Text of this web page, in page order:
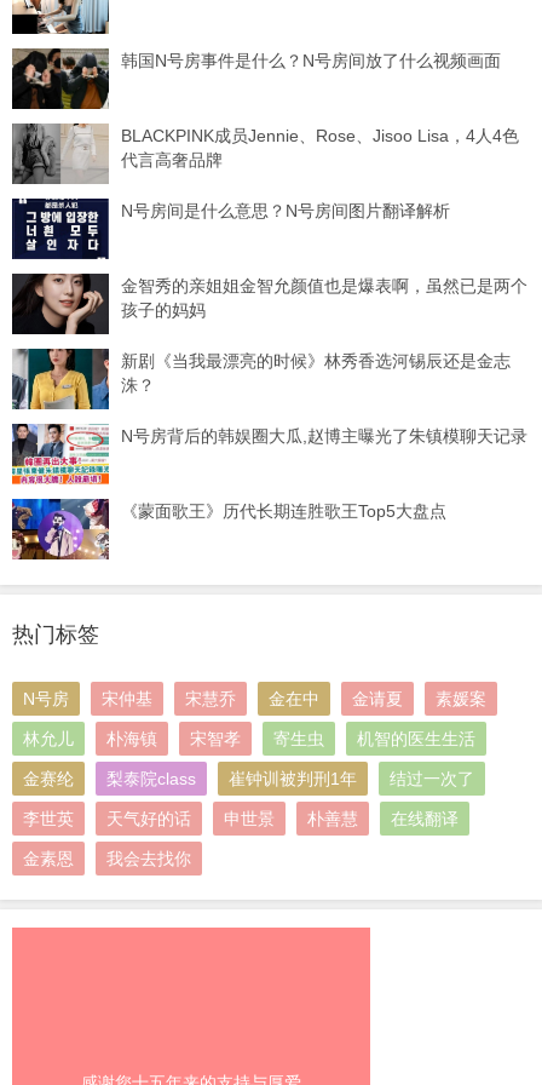
韩国N号房事件是什么？N号房间放了什么视频画面
BLACKPINK成员Jennie、Rose、Jisoo Lisa，4人4色
代言高奢品牌
N号房间是什么意思？N号房间图片翻译解析
金智秀的亲姐姐金智允颜值也是爆表啊，虽然已是两个
孩子的妈妈
新剧《当我最漂亮的时候》林秀香选河锡辰还是金志
洙？
N号房背后的韩娱圈大瓜,赵博主曝光了朱镇模聊天记录
《蒙面歌王》历代长期连胜歌王Top5大盘点
热门标签
N号房 宋仲基 宋慧乔 金在中 金请夏 素媛案
林允儿 朴海镇 宋智孝 寄生虫 机智的医生生活
金赛纶 梨泰院class 崔钟训被判刑1年 结过一次了
李世英 天气好的话 申世景 朴善慧 在线翻译
金素恩 我会去找你